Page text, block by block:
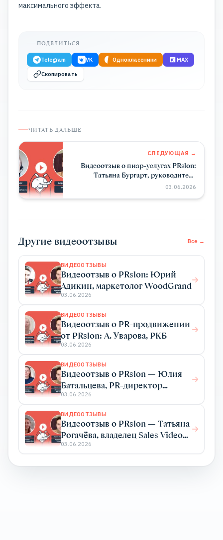
максимального эффекта.
ПОДЕЛИТЬСЯ
Telegram VK Одноклассники MAX
Скопировать
ЧИТАТЬ ДАЛЬШЕ
СЛЕДУЮЩАЯ →
Видеоотзыв о пиар-услугах PRslon:
Татьяна Бургарт, руководитель
департамента маркетинга Impulse
03.06.2026
Другие видеоотзывы Все →
ВИДЕООТЗЫВЫ
Видеоотзыв о PRslon: Юрий
Адикин, маркетолог WoodGrand
03.06.2026
ВИДЕООТЗЫВЫ
Видеоотзыв о PR-продвижении
от PRslon: А. Уварова, РКБ
03.06.2026
ВИДЕООТЗЫВЫ
Видеоотзыв о PRslon — Юлия
Батальцева, PR-директор
Elma365
03.06.2026
ВИДЕООТЗЫВЫ
Видеоотзыв о PRslon — Татьяна
Рогачёва, владелец Sales Video
Production
03.06.2026